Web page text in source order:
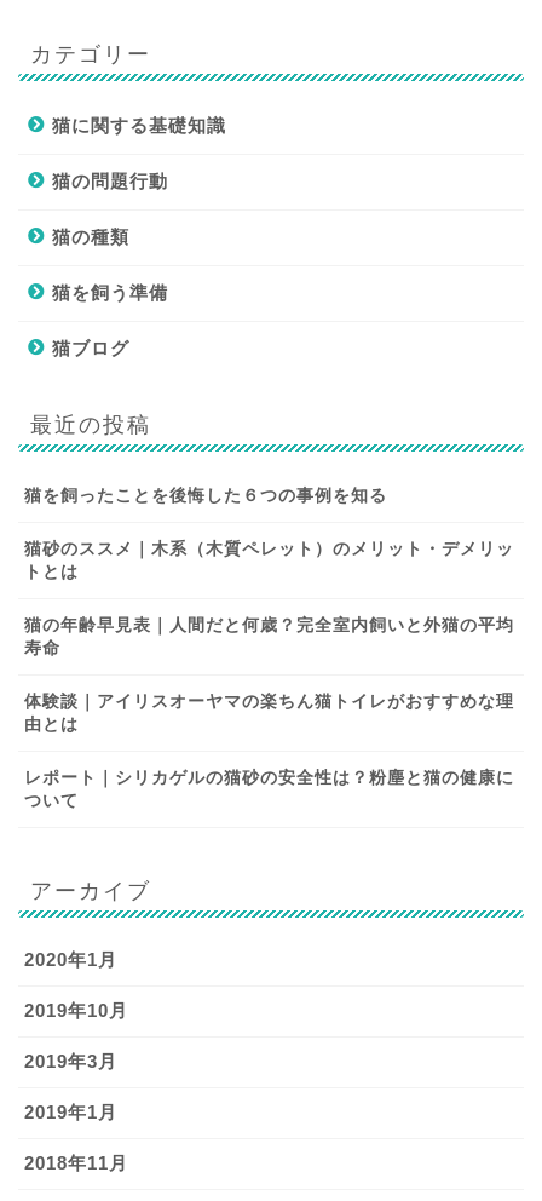
カテゴリー
猫に関する基礎知識
猫の問題行動
猫の種類
猫を飼う準備
猫ブログ
最近の投稿
猫を飼ったことを後悔した６つの事例を知る
猫砂のススメ｜木系（木質ペレット）のメリット・デメリッ
トとは
猫の年齢早見表｜人間だと何歳？完全室内飼いと外猫の平均
寿命
体験談｜アイリスオーヤマの楽ちん猫トイレがおすすめな理
由とは
レポート｜シリカゲルの猫砂の安全性は？粉塵と猫の健康に
ついて
アーカイブ
2020年1月
2019年10月
2019年3月
2019年1月
2018年11月